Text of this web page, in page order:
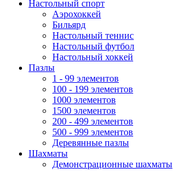
Настольный спорт
Аэрохоккей
Бильярд
Настольный теннис
Настольный футбол
Настольный хоккей
Пазлы
1 - 99 элементов
100 - 199 элементов
1000 элементов
1500 элементов
200 - 499 элементов
500 - 999 элементов
Деревянные пазлы
Шахматы
Демонстрационные шахматы